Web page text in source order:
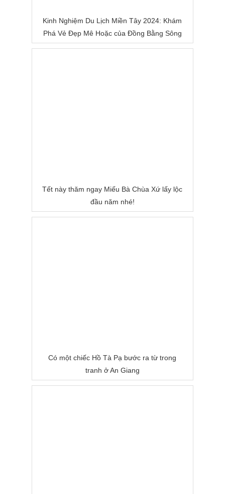
Kinh Nghiệm Du Lịch Miền Tây 2024: Khám
Phá Vẻ Đẹp Mê Hoặc của Đồng Bằng Sông
Nước
Tết này thăm ngay Miếu Bà Chùa Xứ lấy lộc
đầu năm nhé!
Có một chiếc Hồ Tà Pạ bước ra từ trong
tranh ở An Giang